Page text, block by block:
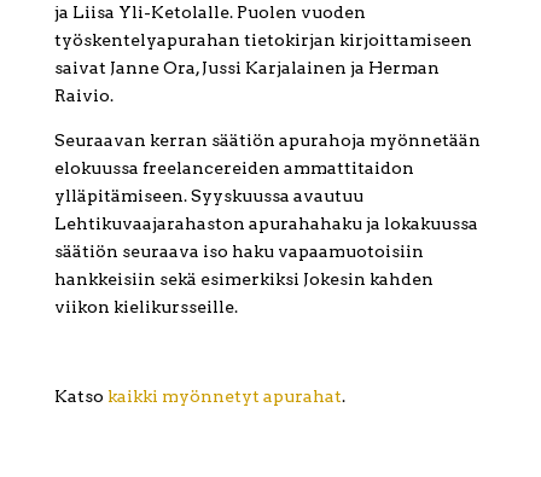
ja Liisa Yli-Ketolalle. Puolen vuoden
työskentelyapurahan tietokirjan kirjoittamiseen
saivat Janne Ora, Jussi Karjalainen ja Herman
Raivio.
Seuraavan kerran säätiön apurahoja myönnetään
elokuussa freelancereiden ammattitaidon
ylläpitämiseen. Syyskuussa avautuu
Lehtikuvaajarahaston apurahahaku ja lokakuussa
säätiön seuraava iso haku vapaamuotoisiin
hankkeisiin sekä esimerkiksi Jokesin kahden
viikon kielikursseille.
Katso kaikki myönnetyt apurahat.